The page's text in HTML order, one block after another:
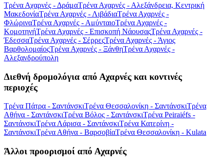
Τρένα Αχαρνές - ΔράμαΤρένα Αχαρνές - Αλεξάνδρεια, Κεντρική
ΜακεδονίαΤρένα Αχαρνές - ΛιβάδιαΤρένα Αχαρνές -
ΦλώριναΤρένα Αχαρνές - ΑμύνταιοΤρένα Αχαρνές -
ΚομοτηνήΤρένα Αχαρνές - Επισκοπή ΝάουσαςΤρένα Αχαρνές -
ΈδεσσαΤρένα Αχαρνές - ΣέρρεςΤρένα Αχαρνές - Άγιος
ΒαρθολομαίοςΤρένα Αχαρνές - ΞάνθηΤρένα Αχαρνές -
Αλεξανδρούπολη
Διεθνή δρομολόγια από Αχαρνές και κοντινές
περιοχές
Τρένα Πάτρα - ΣαντάνσκιΤρένα Θεσσαλονίκη - ΣαντάνσκιΤρένα
Αθήνα - ΣαντάνσκιΤρένα Βόλος - ΣαντάνσκιΤρένα Peiraiéfs -
ΣαντάνσκιΤρένα Λάρισα - ΣαντάνσκιΤρένα Κατερίνη -
ΣαντάνσκιΤρένα Αθήνα - ΒαρσοβίαΤρένα Θεσσαλονίκη - Kulata
Άλλοι προορισμοί από Αχαρνές